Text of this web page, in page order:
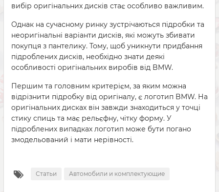
вибір оригінальних дисків стає особливо важливим.
Однак на сучасному ринку зустрічаються підробки та
неоригінальні варіанти дисків, які можуть збивати
покупця з пантелику. Тому, щоб уникнути придбання
підроблених дисків, необхідно знати деякі
особливості оригінальних виробів від BMW.
Першим та головним критерієм, за яким можна
відрізнити підробку від оригіналу, є логотип BMW. На
оригінальних дисках він завжди знаходиться у точці
стику спиць та має рельєфну, чітку форму. У
підроблених випадках логотип може бути погано
змодельований і мати нерівності.
Статьи Автомобили и комплектующие